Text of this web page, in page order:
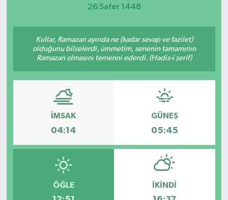
26 Safer 1448
Kullar, Ramazan ayında ne (kadar sevap ve fazilet)
olduğunu bilselerdi, ümmetim, senenin tamamının
Ramazan olmasını temenni ederdi. (Hadis-i şerif)
İMSAK
04:14
GÜNEŞ
05:45
ÖĞLE İKINDI
Etkinlikler